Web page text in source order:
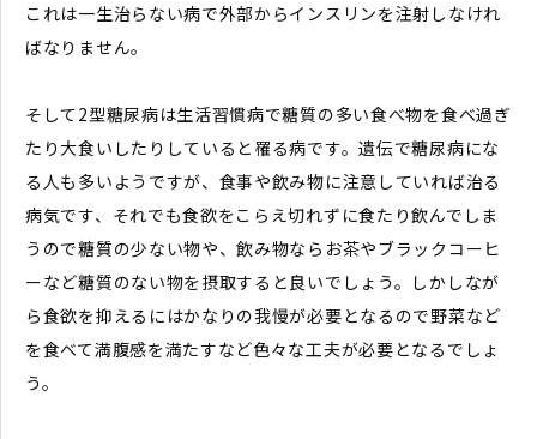
これは一生治らない病で外部からインスリンを注射しなけれ
ばなりません。
そして2型糖尿病は生活習慣病で糖質の多い食べ物を食べ過ぎ
たり大食いしたりしていると罹る病です。遺伝で糖尿病にな
る人も多いようですが、食事や飲み物に注意していれば治る
病気です、それでも食欲をこらえ切れずに食たり飲んでしま
うので糖質の少ない物や、飲み物ならお茶やブラックコーヒ
ーなど糖質のない物を摂取すると良いでしょう。しかしなが
ら食欲を抑えるにはかなりの我慢が必要となるので野菜など
を食べて満腹感を満たすなど色々な工夫が必要となるでしょ
う。